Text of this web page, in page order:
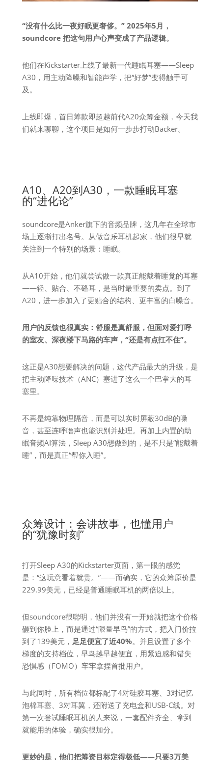
“没有什么比一夜好眠更奢侈。” 2025年5月，
soundcore 把这句用户心声变成了产品逻辑。
他们在Kickstarter上线了最新一代睡眠耳塞——Sleep
A30，用主动降噪和智能声学，把“好梦”变得触手可
及。
上线即爆，首日筹款即超越前代A20众筹金额，今天我
们就来聊聊，这个项目是如何一步步打动Backer。
A10、A20到A30，一款睡眠耳塞
的“进化论”
soundcore是Anker旗下的音频品牌，这几年在全球市
场上逐渐打出名号。从做音乐耳机起家，他们很早就
关注到一个特别的场景：睡眠。
从A10开始，他们就尝试做一款真正能戴着睡觉的耳塞
——轻、贴合、不硌耳，是当时最重要的卖点。到了
A20，进一步加入了更贴合的结构、更丰富的白噪音。
用户的反馈也很真实：舒服是真舒服，但面对爱打呼
的室友、深夜楼下马路的车声，“还是有点扛不住”。
这正是A30想要解决的问题，这代产品最大的升级，是
把主动降噪技术（ANC）塞进了这么一个巴掌大的耳
塞里。
不再是纯靠物理隔音，而是可以实时屏蔽30dB的噪
音，甚至连呼噜声也能识别并处理。再加上内置的助
眠音频AI算法，Sleep A30想做到的，是不只是“能戴着
睡”，而是真正“帮你入睡”。
众筹设计：会讲故事，也懂用户
的“犹豫时刻”
打开Sleep A30的Kickstarter页面，第一眼的感觉
是：“这玩意看着就贵。”——而确实，它的众筹原价是
229.99美元，已经是普通睡眠耳机的两倍以上。
但soundcore很聪明，他们并没有一开始就把这个价格
砸到你脸上，而是通过“限量早鸟”的方式，把入门价拉
到了139美元， 足足便宜了近40%。并且设置了多个
梯度的支持档位，早鸟越早越便宜，用紧迫感和错失
恐惧感（FOMO）牢牢拿捏首批用户。
与此同时，所有档位都标配了4对硅胶耳塞、3对记忆
泡棉耳塞、3对耳翼，还附送了充电盒和USB-C线。对
第一次尝试睡眠耳机的人来说，一套配件齐全、拿到
就能用的体验，确实很加分。
更妙的是，他们把筹资目标定得极低——只要3万美